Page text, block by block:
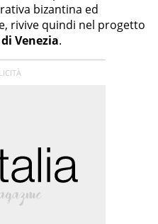
bizantina ed
rivive quindi nel progetto
Venezia.